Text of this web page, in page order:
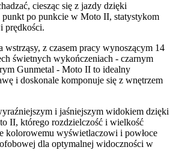
ciesząc się z jazdy dzięki
po punkcie w Moto II, statystykom
prędkości.
z czasem pracy wynoszącym 14
świetnych wykończeniach - czarnym
Gunmetal - Moto II to idealny
i doskonale komponuje się z wnętrzem
i jaśniejszym widokiem dzięki
II, którego rozdzielczość i wielkość
kolorowemu wyświetlaczowi i powłoce
dla optymalnej widoczności w